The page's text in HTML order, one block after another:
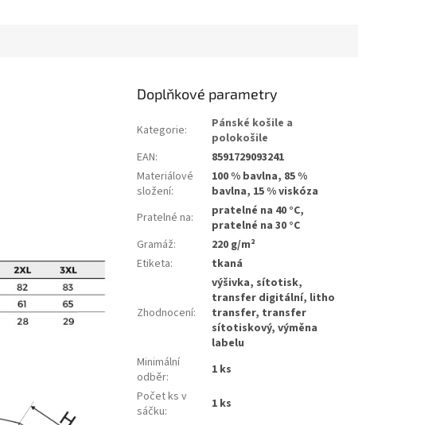
Doplňkové parametry
Kategorie:
Pánské košile a
polokošile
EAN:
8591729093241
Materiálové
složení:
100 % bavlna, 85 %
bavlna, 15 % viskóza
Pratelné na:
pratelné na 40 °C,
pratelné na 30 °C
Gramáž:
220 g/m²
Etiketa: tkaná
Zhodnocení:
výšivka, sítotisk,
transfer digitální, litho
transfer, transfer
sítotiskový, výměna
labelu
Minimální
odběr:
1 ks
Počet ks v
sáčku: 1 ks